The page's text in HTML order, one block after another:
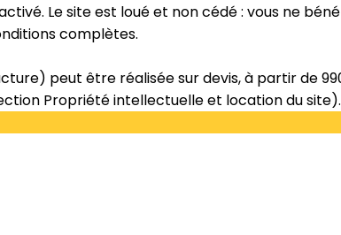
Le site est loué et non cédé : vous ne
complètes.
peut être réalisée sur devis, à partir de
Propriété intellectuelle et location du site).